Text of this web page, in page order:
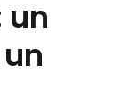
même
qui
sans